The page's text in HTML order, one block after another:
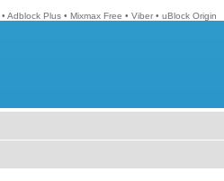
• Adblock Plus • Mixmax Free • Viber • uBlock Origin